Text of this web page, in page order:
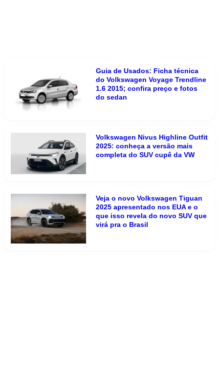
Guia de Usados: Ficha técnica
do Volkswagen Voyage Trendline
1.6 2015; confira preço e fotos
do sedan
Volkswagen Nivus Highline Outfit
2025: conheça a versão mais
completa do SUV cupê da VW
Veja o novo Volkswagen Tiguan
2025 apresentado nos EUA e o
que isso revela do novo SUV que
virá pra o Brasil